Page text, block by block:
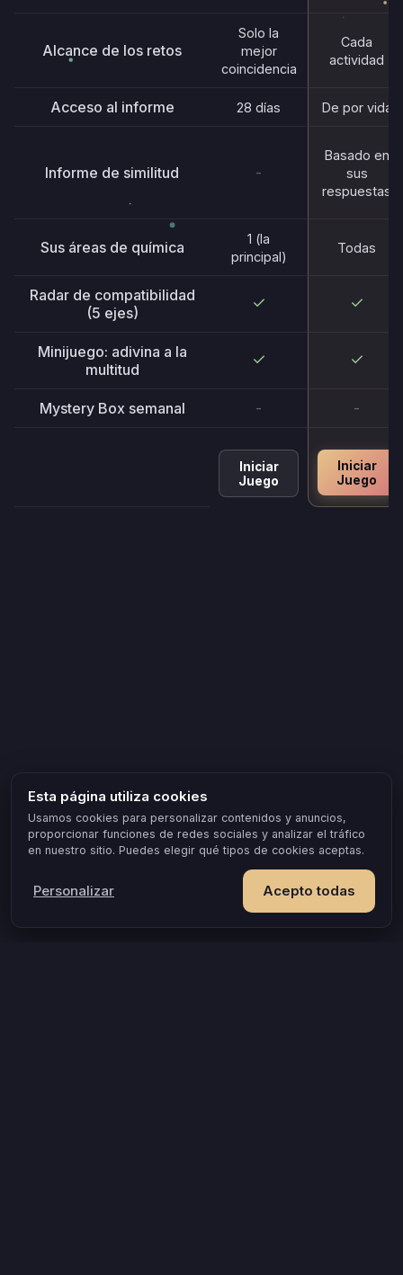
Alcance de los retos
Solo la
mejor
coincidencia
Cada
actividad
Acceso al informe 28 días De por vida
Informe de similitud -
Basado en
sus
respuestas
Sus áreas de química
1 (la
principal)
Todas
Radar de compatibilidad
(5 ejes)
Minijuego: adivina a la
multitud
Mystery Box semanal - -
Iniciar
Juego
Iniciar
Juego
Esta página utiliza cookies
Usamos cookies para personalizar contenidos y anuncios,
proporcionar funciones de redes sociales y analizar el tráfico
en nuestro sitio. Puedes elegir qué tipos de cookies aceptas.
Acepto todas
Personalizar